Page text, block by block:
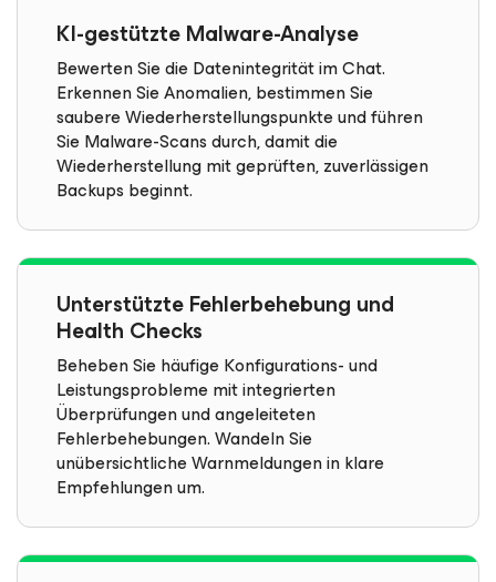
KI-gestützte Malware-Analyse
Bewerten Sie die Datenintegrität im Chat.
Erkennen Sie Anomalien, bestimmen Sie
saubere Wiederherstellungspunkte und führen
Sie Malware-Scans durch, damit die
Wiederherstellung mit geprüften, zuverlässigen
Backups beginnt.
Unterstützte Fehlerbehebung und
Health Checks
Beheben Sie häufige Konfigurations- und
Leistungsprobleme mit integrierten
Überprüfungen und angeleiteten
Fehlerbehebungen. Wandeln Sie
unübersichtliche Warnmeldungen in klare
Empfehlungen um.